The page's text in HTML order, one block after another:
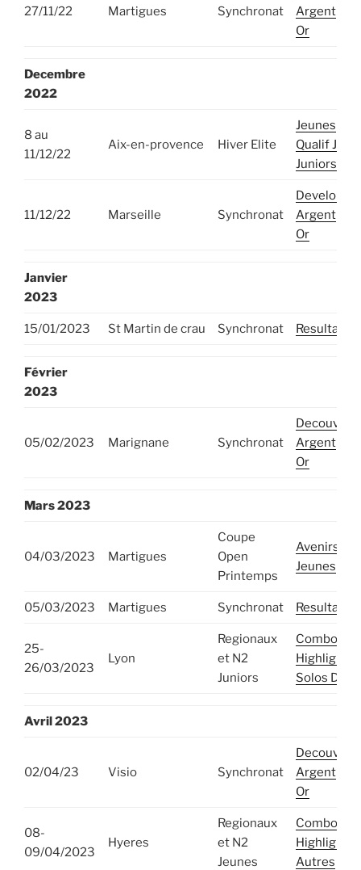
27/11/22 Martigues Synchronat
Argent
Or
Decembre
2022
8 au
11/12/22
Aix-en-provence Hiver Elite
Jeunes
Qualif
Juniors
11/12/22 Marseille Synchronat
Argent
Or
Janvier
2023
15/01/2023 St Martin de crau Synchronat Resultats
Février
2023
05/02/2023 Marignane Synchronat
Argent
Or
Mars2023
04/03/2023 Martigues
Coupe
Open
Printemps
Avenirs
Jeunes
05/03/2023 Martigues Synchronat Resultats
25-
26/03/2023
Lyon
Regionaux
et N2
Juniors
Combos
Highlights
Solos Duos
Avril2023
02/04/23 Visio Synchronat
Argent
Or
08-
09/04/2023
Hyeres
Regionaux
et N2
Jeunes
Combos et
Highlights
Autres